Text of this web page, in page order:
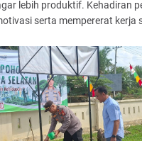
lebih produktif. Kehadiran
serta mempererat kerja